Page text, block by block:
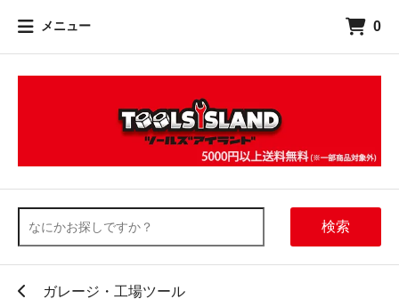
メニュー 0
検索
ガレージ・工場ツール